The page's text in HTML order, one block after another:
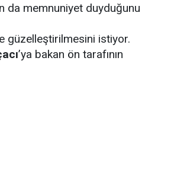
da memnuniyet duyduğunu
güzelleştirilmesini istiyor.
’ya bakan ön tarafının